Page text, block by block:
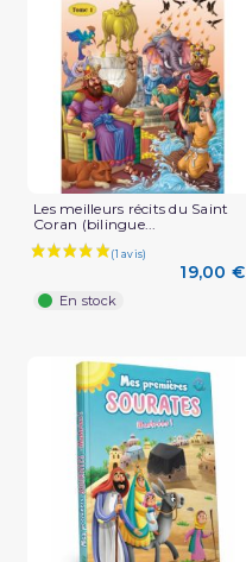
Les meilleurs récits du Saint
Coran (bilingue...
19,00 €
En stock